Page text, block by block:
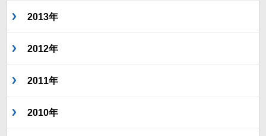
2013年
2012年
2011年
2010年